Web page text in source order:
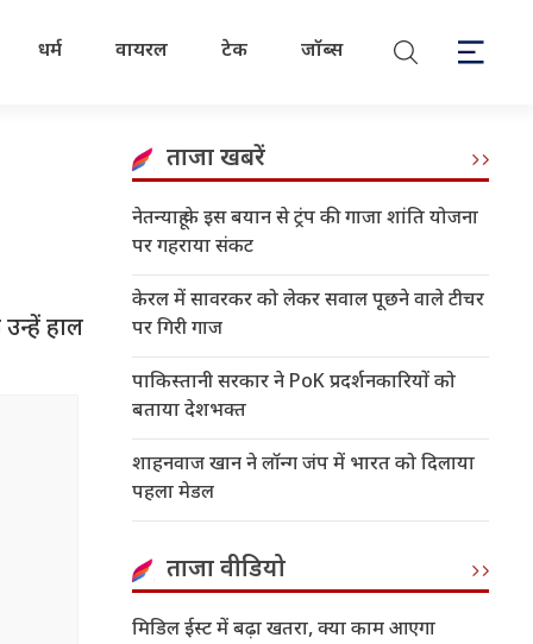
धर्म वायरल टेक जॉब्स
हाल
ताजा खबरें
नेतन्याहू के इस बयान से ट्रंप की गाजा शांति योजना
पर गहराया संकट
केरल में सावरकर को लेकर सवाल पूछने वाले टीचर
पर गिरी गाज
पाकिस्तानी सरकार ने PoK प्रदर्शनकारियों को
बताया देशभक्त
शाहनवाज खान ने लॉन्ग जंप में भारत को दिलाया
पहला मेडल
ताजा वीडियो
मिडिल ईस्ट में बढ़ा खतरा, क्या काम आएगा